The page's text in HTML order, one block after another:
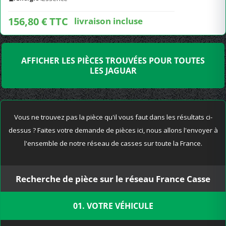
156,80 € TTC livraison incluse
AFFICHER LES PIÈCES TROUVÉES POUR TOUTES
LES JAGUAR
Vous ne trouvez pas la pièce qu'il vous faut dans les résultats ci-
dessus ? Faites votre demande de pièces ici, nous allons l'envoyer à
l'ensemble de notre réseau de casses sur toute la France.
Recherche de pièce sur le réseau France Casse
01. VOTRE VÉHICULE